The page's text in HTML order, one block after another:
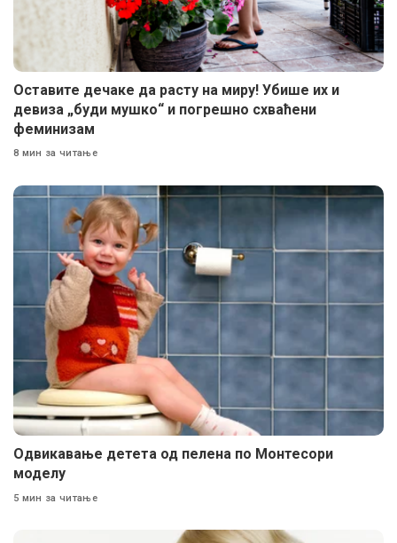
Оставите дечаке да расту на миру! Убише их и
девиза „буди мушко“ и погрешно схваћени
феминизам
8 мин за читање
Одвикавање детета од пелена по Монтесори
моделу
5 мин за читање